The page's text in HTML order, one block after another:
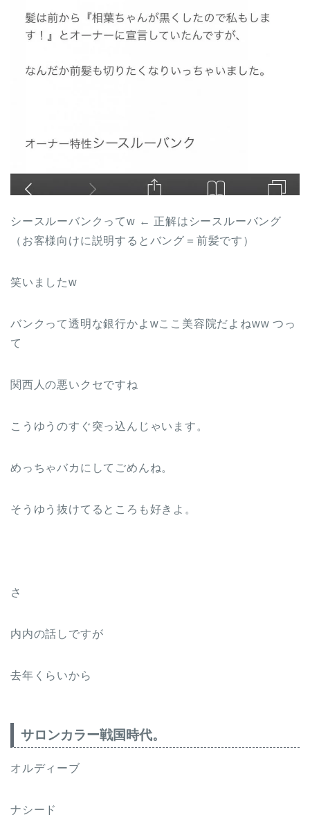
シースルーバンクってw ← 正解はシースルーバング
（お客様向けに説明するとバング＝前髪です）
笑いましたw
バンクって透明な銀行かよwここ美容院だよねww つっ
て
関西人の悪いクセですね
こうゆうのすぐ突っ込んじゃいます。
めっちゃバカにしてごめんね。
そうゆう抜けてるところも好きよ。
さ
内内の話しですが
去年くらいから
サロンカラー戦国時代。
オルディーブ
ナシード